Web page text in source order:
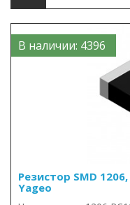
В наличии: 4396
Резистор SMD
Yageo